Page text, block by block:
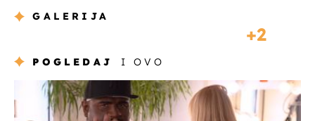
GALERIJA
2
POGLEDAJ I OVO